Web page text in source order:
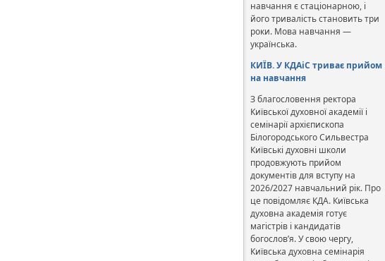
навчання є стаціонарною, і
його тривалість становить три
роки. Мова навчання —
українська.
КИЇВ. У КДАіС триває прийом
на навчання
З благословення ректора
Київської духовної академії і
семінарії архієпископа
Білогородського Сильвестра
Київські духовні школи
продовжують прийом
документів для вступу на
2026/2027 навчальний рік. Про
це повідомляє КДА. Київська
духовна академія готує
магістрів і кандидатів
богослов’я. У свою чергу,
Київська духовна семінарія